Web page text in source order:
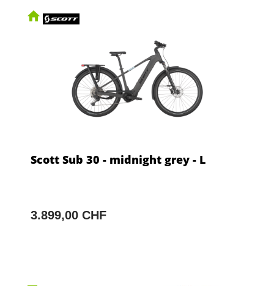
Scott Sub 30 - midnight grey - L
3.899,00 CHF